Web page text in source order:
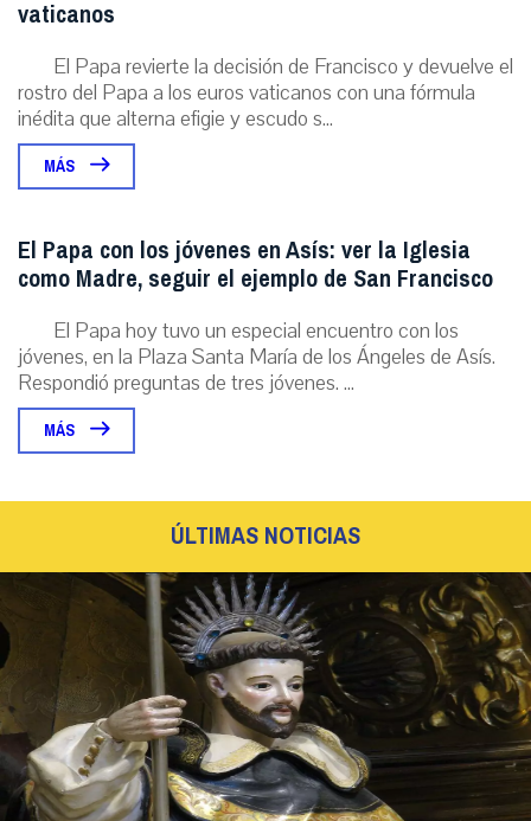
vaticanos
El Papa revierte la decisión de Francisco y devuelve el
rostro del Papa a los euros vaticanos con una fórmula
inédita que alterna efigie y escudo s...
MÁS
El Papa con los jóvenes en Asís: ver la Iglesia
como Madre, seguir el ejemplo de San Francisco
El Papa hoy tuvo un especial encuentro con los
jóvenes, en la Plaza Santa María de los Ángeles de Asís.
Respondió preguntas de tres jóvenes. ...
MÁS
ÚLTIMAS NOTICIAS